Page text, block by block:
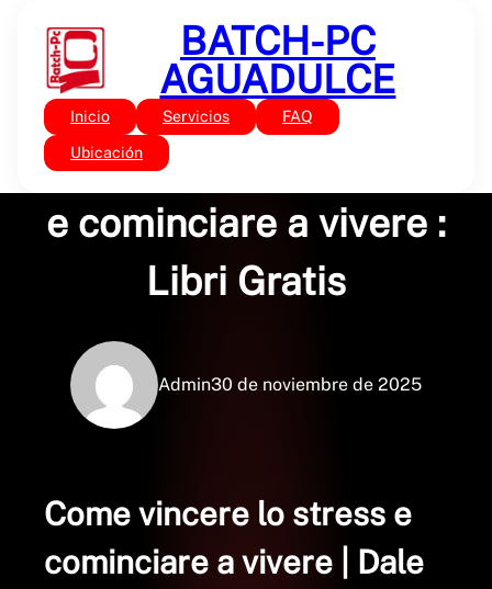
contenido
BATCH-PC
AGUADULCE
Inicio Servicios FAQ
Ubicación
Sin categoría
Come vincere lo stress
e cominciare a vivere :
Libri Gratis
Admin30 de noviembre de 2025
Come vincere lo stress e
cominciare a vivere | Dale